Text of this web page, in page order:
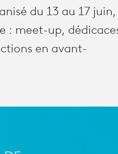
du 13 au 17 juin,
: meet-up,
en avant-